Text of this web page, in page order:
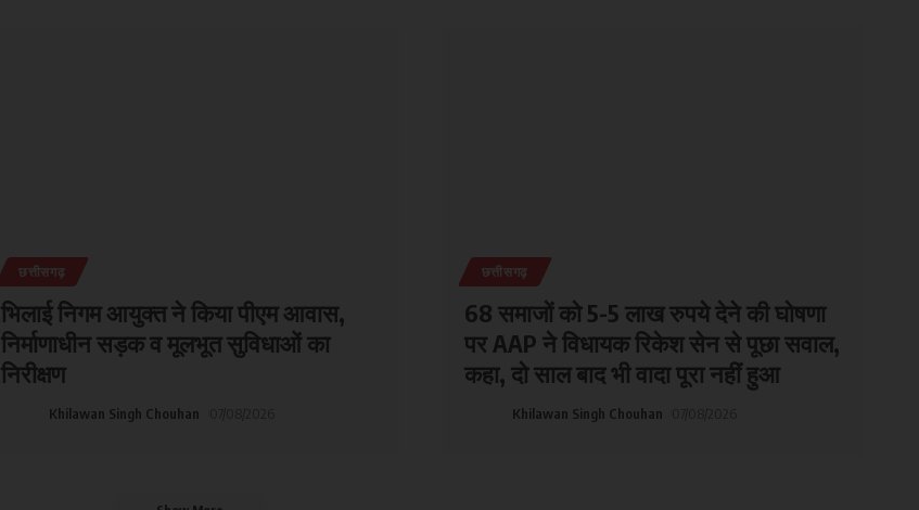
छत्तीसगढ़
भिलाई निगम आयुक्त ने किया पीएम आवास,
निर्माणाधीन सड़क व मूलभूत सुविधाओं का
निरीक्षण
Khilawan Singh Chouhan
छत्तीसगढ़
68 समाजों को 5-5 लाख रुपये देने की घोषणा
पर AAP ने विधायक रिकेश सेन से पूछा सवाल,
कहा, दो साल बाद भी वादा पूरा नहीं हुआ
Khilawan Singh Chouhan